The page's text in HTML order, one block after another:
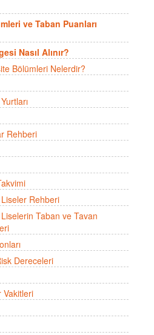
ve Taban Puanları
Nasıl Alınır?
Bölümleri Nelerdir?
Rehberi
Rehberi
Taban ve Tavan
Dereceleri
Vakitleri